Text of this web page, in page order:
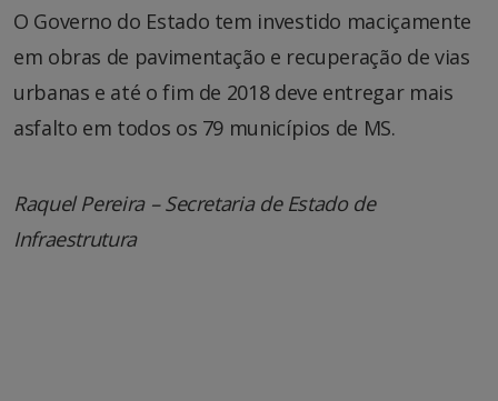
O Governo do Estado tem investido maciçamente
em obras de pavimentação e recuperação de vias
urbanas e até o fim de 2018 deve entregar mais
asfalto em todos os 79 municípios de MS.
Raquel Pereira – Secretaria de Estado de
Infraestrutura